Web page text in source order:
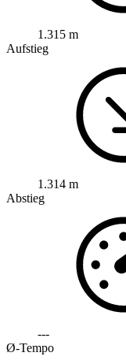
1.315 m
Aufstieg
1.314 m
Abstieg
---
Ø-Tempo